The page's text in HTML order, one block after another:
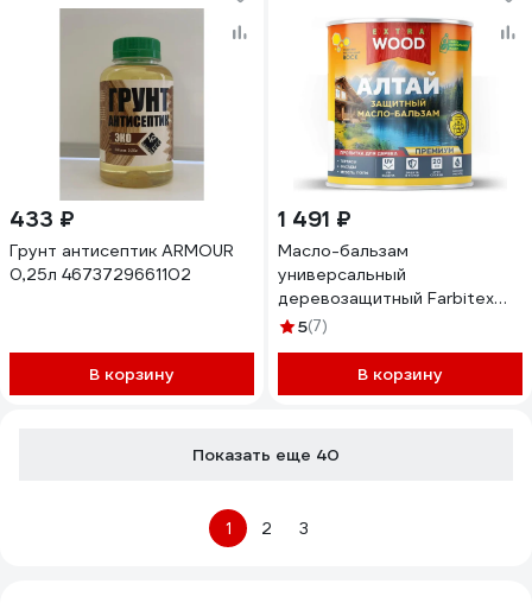
433 ₽
Грунт антисептик ARMOUR
0,25л 4673729661102
В корзину
1 491 ₽
Масло-бальзам
универсальный
деревозащитный Farbitex
АЛТАЙ База А Кедр 0.75 л
5(7)
В корзину
Показать еще 40
1 2 3